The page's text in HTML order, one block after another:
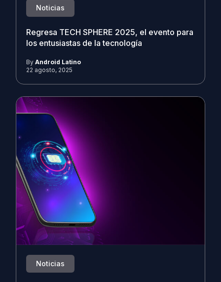
Noticias
Regresa TECH SPHERE 2025, el evento para
los entusiastas de la tecnología
By Android Latino
22 agosto, 2025
Noticias